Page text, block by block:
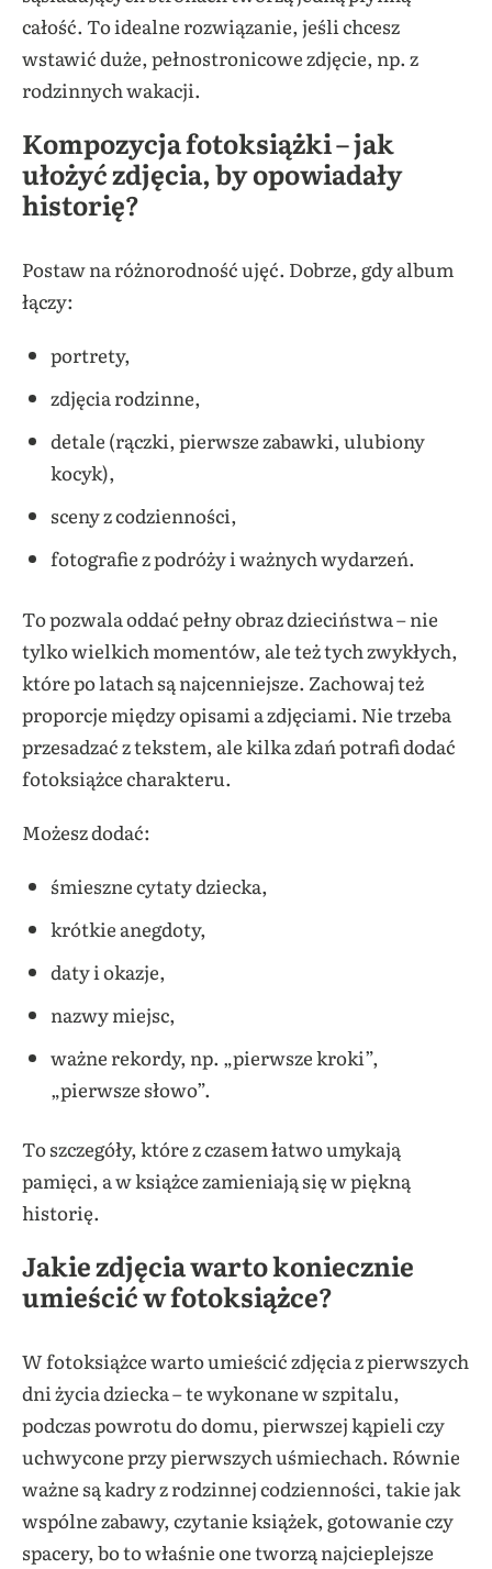
całość. To idealne rozwiązanie, jeśli chcesz
wstawić duże, pełnostronicowe zdjęcie, np. z
rodzinnych wakacji.
Kompozycja fotoksiążki – jak
ułożyć zdjęcia, by opowiadały
historię?
Postaw na różnorodność ujęć. Dobrze, gdy album
łączy:
portrety,
zdjęcia rodzinne,
detale (rączki, pierwsze zabawki, ulubiony
kocyk),
sceny z codzienności,
fotografie z podróży i ważnych wydarzeń.
To pozwala oddać pełny obraz dzieciństwa – nie
tylko wielkich momentów, ale też tych zwykłych,
które po latach są najcenniejsze. Zachowaj też
proporcje między opisami a zdjęciami. Nie trzeba
przesadzać z tekstem, ale kilka zdań potrafi dodać
fotoksiążce charakteru.
Możesz dodać:
śmieszne cytaty dziecka,
krótkie anegdoty,
daty i okazje,
nazwy miejsc,
ważne rekordy, np. „pierwsze kroki”,
„pierwsze słowo”.
To szczegóły, które z czasem łatwo umykają
pamięci, a w książce zamieniają się w piękną
historię.
Jakie zdjęcia warto koniecznie
umieścić w fotoksiążce?
W fotoksiążce warto umieścić zdjęcia z pierwszych
dni życia dziecka – te wykonane w szpitalu,
podczas powrotu do domu, pierwszej kąpieli czy
uchwycone przy pierwszych uśmiechach. Równie
ważne są kadry z rodzinnej codzienności, takie jak
wspólne zabawy, czytanie książek, gotowanie czy
spacery, bo to właśnie one tworzą najcieplejsze